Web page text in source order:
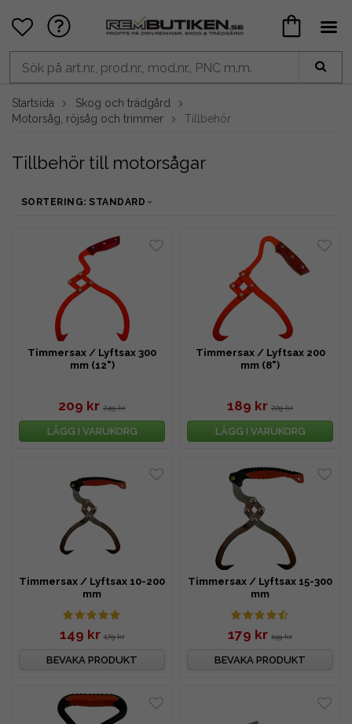
Startsida
Skog och trädgård
Motorsåg, röjsåg och trimmer
Tillbehör
Tillbehör till motorsågar
SORTERING: STANDARD
Timmersax / Lyftsax 300
mm (12")
209 kr 249 kr
LÄGG I VARUKORG
Timmersax / Lyftsax 200
mm (8")
189 kr 229 kr
LÄGG I VARUKORG
Timmersax / Lyftsax 10-200
mm
149 kr 179 kr
BEVAKA PRODUKT
Timmersax / Lyftsax 15-300
mm
179 kr 199 kr
BEVAKA PRODUKT